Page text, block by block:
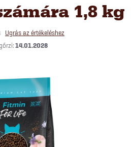
1,8 kg
Ugrás az értékeléshez
14.01.2028